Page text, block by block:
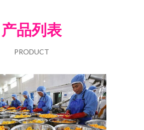
产品列表
PRODUCT